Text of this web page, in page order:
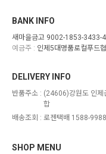
BANK INFO
새마을금고 9002-1853-3433-4
예금주 : 인제5대명품로컬푸드
SHOP MENU
DELIVERY INFO
반품주소 : (24606)강원도 인제
합
배송조회 : 로젠택배 1588-9988